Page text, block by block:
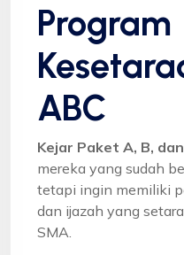
Program
ABC
Kejar Paket A, B,
mereka yang sudah
tetapi ingin memiliki
dan ijazah yang
SMA.